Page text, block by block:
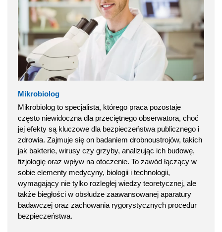
Mikrobiolog
Mikrobiolog to specjalista, którego praca pozostaje
często niewidoczna dla przeciętnego obserwatora, choć
jej efekty są kluczowe dla bezpieczeństwa publicznego i
zdrowia. Zajmuje się on badaniem drobnoustrojów, takich
jak bakterie, wirusy czy grzyby, analizując ich budowę,
fizjologię oraz wpływ na otoczenie. To zawód łączący w
sobie elementy medycyny, biologii i technologii,
wymagający nie tylko rozległej wiedzy teoretycznej, ale
także biegłości w obsłudze zaawansowanej aparatury
badawczej oraz zachowania rygorystycznych procedur
bezpieczeństwa.